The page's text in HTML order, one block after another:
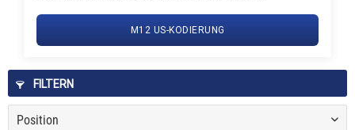
M12 US-KODIERUNG
FILTERN